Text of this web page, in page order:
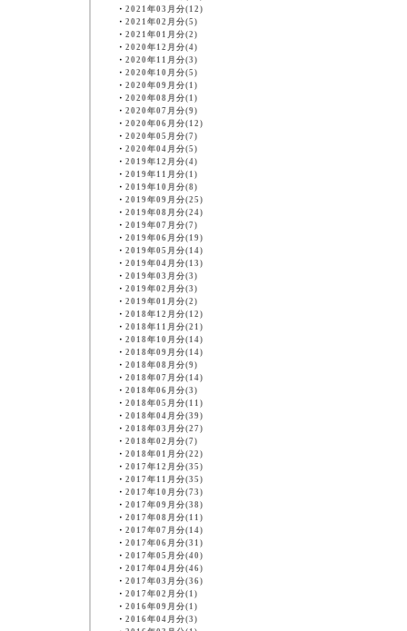
・ 2021年03月分(12)
・ 2021年02月分(5)
・ 2021年01月分(2)
・ 2020年12月分(4)
・ 2020年11月分(3)
・ 2020年10月分(5)
・ 2020年09月分(1)
・ 2020年08月分(1)
・ 2020年07月分(9)
・ 2020年06月分(12)
・ 2020年05月分(7)
・ 2020年04月分(5)
・ 2019年12月分(4)
・ 2019年11月分(1)
・ 2019年10月分(8)
・ 2019年09月分(25)
・ 2019年08月分(24)
・ 2019年07月分(7)
・ 2019年06月分(19)
・ 2019年05月分(14)
・ 2019年04月分(13)
・ 2019年03月分(3)
・ 2019年02月分(3)
・ 2019年01月分(2)
・ 2018年12月分(12)
・ 2018年11月分(21)
・ 2018年10月分(14)
・ 2018年09月分(14)
・ 2018年08月分(9)
・ 2018年07月分(14)
・ 2018年06月分(3)
・ 2018年05月分(11)
・ 2018年04月分(39)
・ 2018年03月分(27)
・ 2018年02月分(7)
・ 2018年01月分(22)
・ 2017年12月分(35)
・ 2017年11月分(35)
・ 2017年10月分(73)
・ 2017年09月分(38)
・ 2017年08月分(11)
・ 2017年07月分(14)
・ 2017年06月分(31)
・ 2017年05月分(40)
・ 2017年04月分(46)
・ 2017年03月分(36)
・ 2017年02月分(1)
・ 2016年09月分(1)
・ 2016年04月分(3)